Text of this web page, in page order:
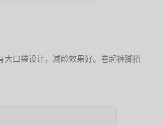
口袋设计，减龄效果好。卷起裤脚搭